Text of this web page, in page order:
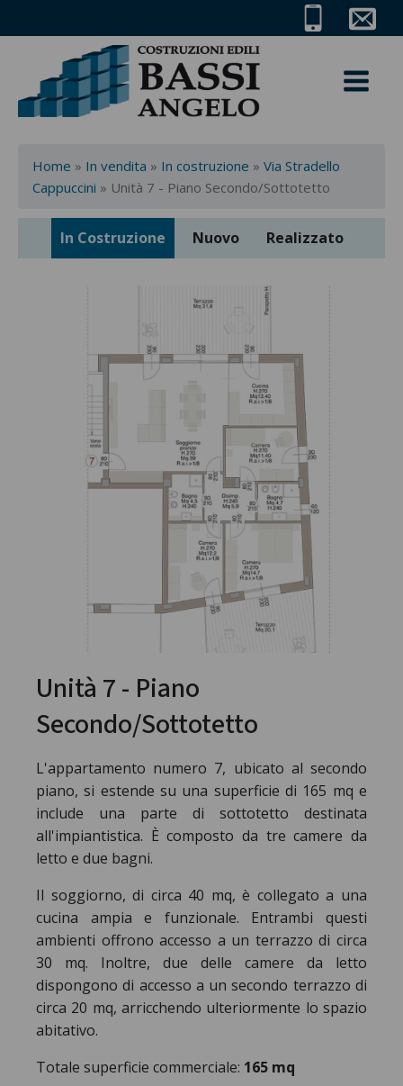
Home » In vendita » In costruzione » Via Stradello
Cappuccini » Unità 7 - Piano Secondo/Sottotetto
In Costruzione Nuovo Realizzato
Unità 7 - Piano
Secondo/Sottotetto
L'appartamento numero 7, ubicato al secondo
piano, si estende su una superficie di 165 mq e
include una parte di sottotetto destinata
all'impiantistica. È composto da tre camere da
letto e due bagni.
Il soggiorno, di circa 40 mq, è collegato a una
cucina ampia e funzionale. Entrambi questi
ambienti offrono accesso a un terrazzo di circa
30 mq. Inoltre, due delle camere da letto
dispongono di accesso a un secondo terrazzo di
circa 20 mq, arricchendo ulteriormente lo spazio
abitativo.
Totale superficie commerciale: 165 mq